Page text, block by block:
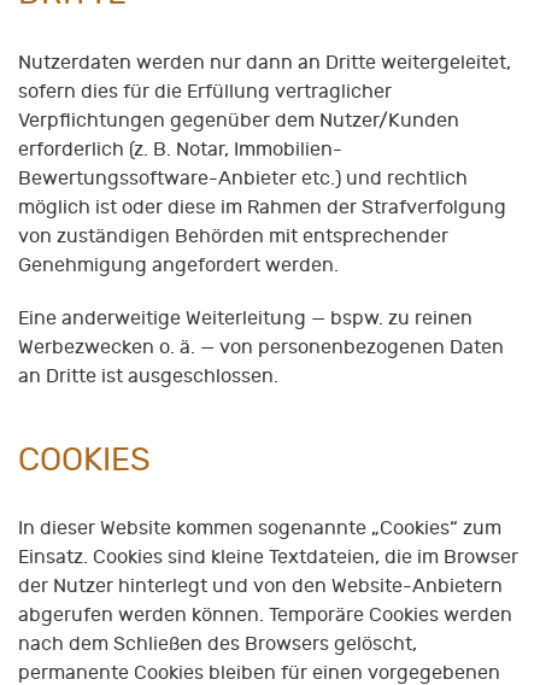
Nutzerdaten werden nur dann an Dritte weitergeleitet,
sofern dies für die Erfüllung vertraglicher
Verpflichtungen gegenüber dem Nutzer/Kunden
erforderlich (z. B. Notar, Immobilien-
Bewertungssoftware-Anbieter etc.) und rechtlich
möglich ist oder diese im Rahmen der Strafverfolgung
von zuständigen Behörden mit entsprechender
Genehmigung angefordert werden.
Eine anderweitige Weiterleitung — bspw. zu reinen
Werbezwecken o. ä. — von personenbezogenen Daten
an Dritte ist ausgeschlossen.
COOKIES
In dieser Website kommen sogenannte „Cookies“ zum
Einsatz. Cookies sind kleine Textdateien, die im Browser
der Nutzer hinterlegt und von den Website-Anbietern
abgerufen werden können. Temporäre Cookies werden
nach dem Schließen des Browsers gelöscht,
permanente Cookies bleiben für einen vorgegebenen